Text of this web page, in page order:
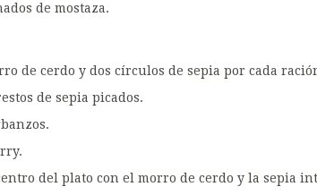
de mostaza.
de cerdo y dos círculos de sepia por cada
de sepia picados.
del plato con el morro de cerdo y la sepia